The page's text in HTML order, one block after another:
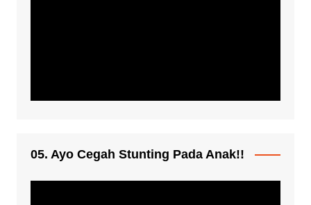
05. Ayo Cegah Stunting Pada Anak!!